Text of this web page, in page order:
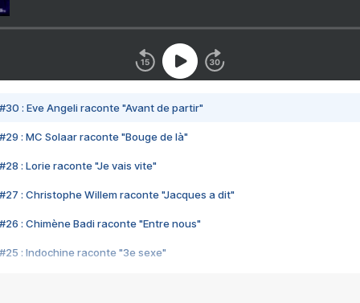
#30 : Eve Angeli raconte "Avant de partir"
#29 : MC Solaar raconte "Bouge de là"
#28 : Lorie raconte "Je vais vite"
#27 : Christophe Willem raconte "Jacques a dit"
#26 : Chimène Badi raconte "Entre nous"
#25 : Indochine raconte "3e sexe"